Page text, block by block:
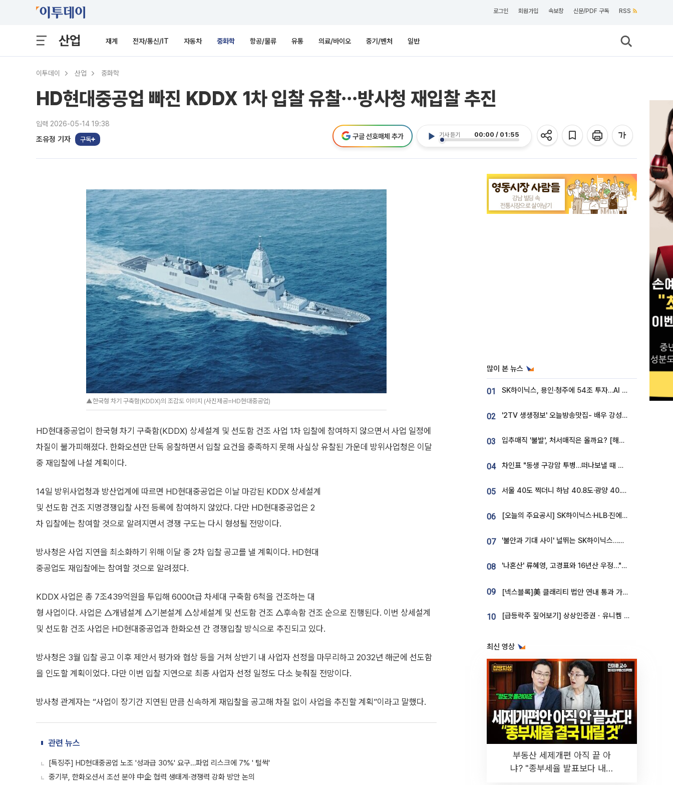
로그인 회원가입 속보창 신문/PDF 구독 RSS
산업 재계 전자/통신/IT 자동차 중화학 항공/물류 유통 의료/바이오 중기/벤처 일반
이투데이 산업 중화학
HD현대중공업 빠진 KDDX 1차 입찰 유찰⋯방사청 재입찰 추진
입력 2026-05-14 19:38
조유정 기자 구독
기사 듣기 00:00 / 01:55
구글 선호매체 추가
▲한국형 차기 구축함(KDDX)의 조감도 이미지 (사진제공=HD현대중공업)
HD현대중공업이 한국형 차기 구축함(KDDX) 상세설계 및 선도함 건조 사업 1차 입찰에 참여하지 않으면서 사업 일정에
차질이 불가피해졌다. 한화오션만 단독 응찰하면서 입찰 요건을 충족하지 못해 사실상 유찰된 가운데 방위사업청은 이달
중 재입찰에 나설 계획이다.
14일 방위사업청과 방산업계에 따르면 HD현대중공업은 이날 마감된 KDDX 상세설계
및 선도함 건조 지명경쟁입찰 사전 등록에 참여하지 않았다. 다만 HD현대중공업은 2
차 입찰에는 참여할 것으로 알려지면서 경쟁 구도는 다시 형성될 전망이다.
방사청은 사업 지연을 최소화하기 위해 이달 중 2차 입찰 공고를 낼 계획이다. HD현대
중공업도 재입찰에는 참여할 것으로 알려졌다.
KDDX 사업은 총 7조439억원을 투입해 6000t급 차세대 구축함 6척을 건조하는 대
형 사업이다. 사업은 △개념설계 △기본설계 △상세설계 및 선도함 건조 △후속함 건조 순으로 진행된다. 이번 상세설계
및 선도함 건조 사업은 HD현대중공업과 한화오션 간 경쟁입찰 방식으로 추진되고 있다.
방사청은 3월 입찰 공고 이후 제안서 평가와 협상 등을 거쳐 상반기 내 사업자 선정을 마무리하고 2032년 해군에 선도함
을 인도할 계획이었다. 다만 이번 입찰 지연으로 최종 사업자 선정 일정도 다소 늦춰질 전망이다.
방사청 관계자는 “사업이 장기간 지연된 만큼 신속하게 재입찰을 공고해 차질 없이 사업을 추진할 계획”이라고 말했다.
관련 뉴스
[특징주] HD현대중공업 노조 '성과급 30%' 요구…파업 리스크에 7% ' 털썩'
중기부, 한화오션서 조선 분야 中企 협력 생태계·경쟁력 강화 방안 논의
많이 본 뉴스
01 SK하이닉스, 용인·청주에 54조 투자…AI 메모리 생산기지 키운다
02 '2TV 생생정보' 오늘방송맛집- 배우 강성진 단골! 쌀국수ㆍ푸팟퐁 커리 맛집 '블○○○'
03 입추매직 '불발', 처서매직은 올까요? [해시태그]
04 차인표 "동생 구강암 투병…떠나보낼 때 가장 힘들었다”
05 서울 40도 찍더니 하남 40.8도·광양 40.2도…전국 '펄펄'
06 [오늘의 주요공시] SK하이닉스·HLB·진에어·포스코홀딩스·네이버·대우건설 등
07 '불안과 기대 사이' 널뛰는 SK하이닉스…증권가 "HBM4·LTA 기반 펀터멘털 견고"
08 '나혼산' 류혜영, 고경표와 16년산 우정…"자취방서 부모님과 마주쳐"
09 [넥스블록]美 클래리티 법안 연내 통과 가능성 13%…상원 문턱서 제동
10 [급등락주 짚어보기] 상상인증권ㆍ유니켐 2연속, 본느 6연속 ‘상한가’⋯M&A 훈풍 분 증시
최신 영상
부동산 세제개편 아직 끝 아
냐? "종부세율 발표보다 내릴